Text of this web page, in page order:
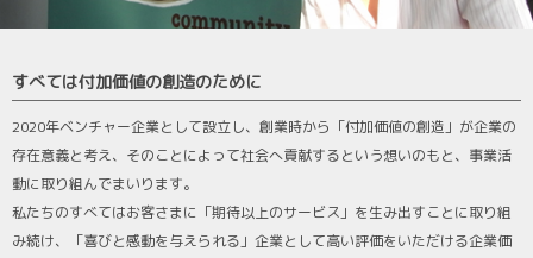
すべては付加価値の創造のために
2020年ベンチャー企業として設立し、創業時から「付加価値の創造」が企業の
存在意義と考え、そのことによって社会へ貢献するという想いのもと、事業活
動に取り組んでまいります。
私たちのすべてはお客さまに「期待以上のサービス」を生み出すことに取り組
み続け、「喜びと感動を与えられる」企業として高い評価をいただける企業価